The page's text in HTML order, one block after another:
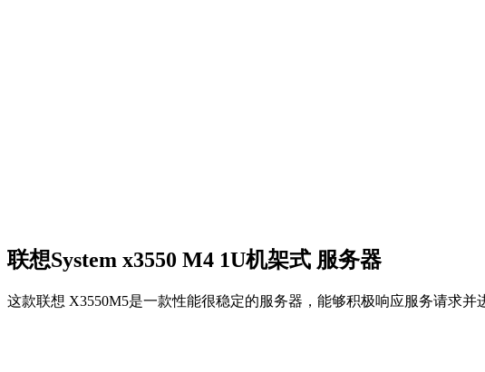
联想System x3550 M4 1U机架式 服务器
这款联想 X3550M5是一款性能很稳定的服务器，能够积极响应服务请求